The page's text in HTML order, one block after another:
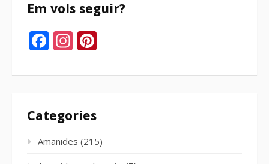
Em vols seguir?
Facebook
Instagram
Categories
Amanides (215)